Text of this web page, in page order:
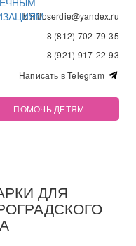
bfmiloserdie@yandex.ru
8 (812) 702-79-35
8 (921) 917-22-93
Написать в Telegram
ПОМОЧЬ ДЕТЯМ
ДЛЯ